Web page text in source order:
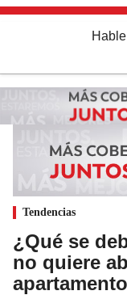
Tendencias
¿Qué se
no quiere